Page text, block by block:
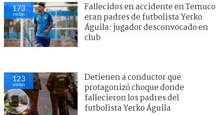
173
visitas
Fallecidos en accidente en Temuco
eran padres de futbolista Yerko
Águila: jugador desconvocado en
club
123
visitas
Detienen a conductor que
protagonizó choque donde
fallecieron los padres del
futbolista Yerko Águila